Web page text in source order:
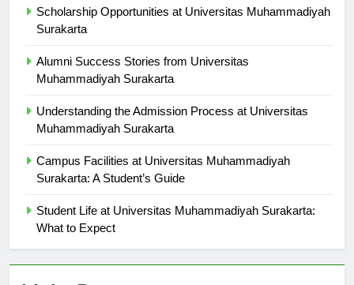
Scholarship Opportunities at Universitas Muhammadiyah
Alumni Success Stories from Universitas
Understanding the Admission Process at Universitas
Campus Facilities at Universitas Muhammadiyah
Student Life at Universitas Muhammadiyah Surakarta: